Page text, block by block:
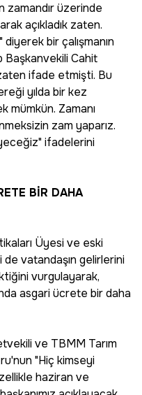
zamandır üzerinde
açıkladık zaten.
diyerek bir çalışmanın
Başkanvekili Cahit
ifade etmişti. Bu
yılda bir kez
mümkün. Zamanı
zam yaparız.
ifadelerini
BİR DAHA
Üyesi ve eski
vatandaşın gelirlerini
vurgulayarak,
asgari ücrete bir daha
ve TBMM Tarım
"Hiç kimseyi
haziran ve